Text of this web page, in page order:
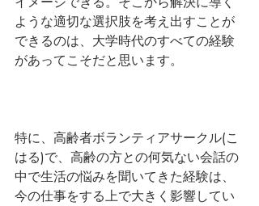
ような適切な選択肢を考え出すことが
できるのは、大学時代のすべての経験
があってこそだと思います。
特に、高齢者ボランティアサークル(こ
はる)で、高齢の方との何気ない会話の
中で生活の悩みを聞いてきた経験は、
今の仕事をする上で大きく影響してい